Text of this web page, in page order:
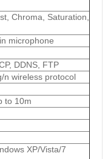
Chroma, Saturation,
microphone
DDNS, FTP
n wireless protocol
to 10m
XP/Vista/7